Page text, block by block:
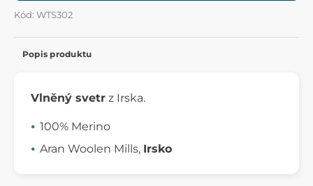
Kód: WTS302
Popis produktu
Vlněný svetr z Irska.
100% Merino
Aran Woolen Mills, Irsko